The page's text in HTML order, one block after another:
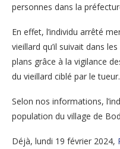
personnes dans la
En effet, l’individu arrêté
vieillard qu’il suivait dans
plans grâce à la vigilance
du vieillard ciblé par le tueur.
Selon nos informations,
population du village de
Déjà, lundi 19 février 2024,